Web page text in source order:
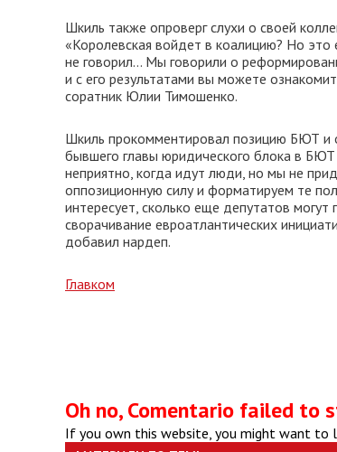
Шкиль также опроверг слухи о своей
«Королевская войдет в коалицию? Но
не говорил... Мы говорили о
и с его результатами вы можете
соратник Юлии Тимошенко.
Шкиль прокомментировал позицию БЮТ и
бывшего главы юридического блока в
неприятно, когда идут люди, но мы не
оппозиционную силу и форматируем те
интересует, сколько еще депутатов
сворачивание евроатлантических
добавил нардеп.
Главком
Oh no, Comentario failed to
If you own this website, you might want to